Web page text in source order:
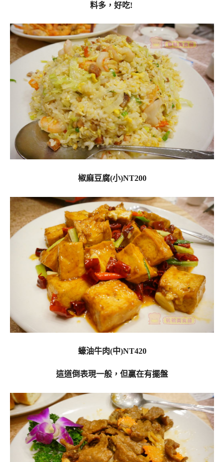
料多，好吃!
椒麻豆腐(小)NT200
蠔油牛肉(中)NT420
這道倒表現一般，但贏在有擺盤